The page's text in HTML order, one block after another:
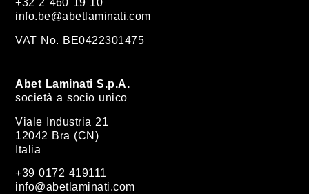
+32 2 460 19 10
info.be@abetlaminati.com
VAT No. BE0422301475
Abet Laminati S.p.A.
società a socio unico
Viale Industria 21
12042 Bra (CN)
Italia
+39 0172 419111
info@abetlaminati.com